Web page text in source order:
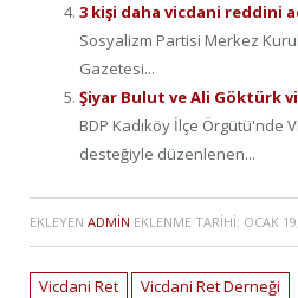
3 kişi daha vicdani reddini
Sosyalizm Partisi Merkez
Gazetesi...
Şiyar Bulut ve Ali Göktürk
BDP Kadıköy İlçe Örgütü'nde
desteğiyle düzenlenen...
EKLEYEN ADMIN EKLENME TARIHI: OCAK
Vicdani Ret Vicdani Ret Derneği